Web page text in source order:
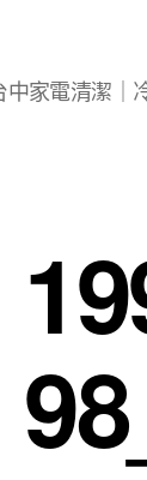
家電清潔｜